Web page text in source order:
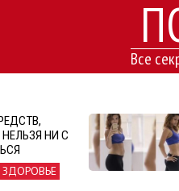
Все
НИ С
ЗДОРОВЬЕ